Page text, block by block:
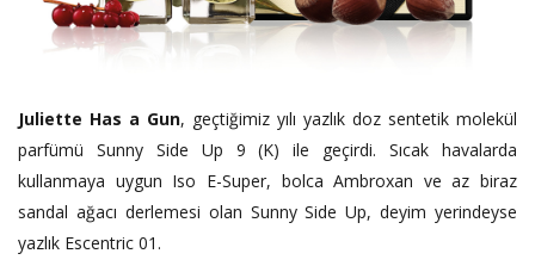
Juliette Has a Gun, geçtiğimiz yılı yazlık doz sentetik molekül
parfümü Sunny Side Up 9 (K) ile geçirdi. Sıcak havalarda
kullanmaya uygun Iso E-Super, bolca Ambroxan ve az biraz
sandal ağacı derlemesi olan Sunny Side Up, deyim yerindeyse
yazlık Escentric 01.